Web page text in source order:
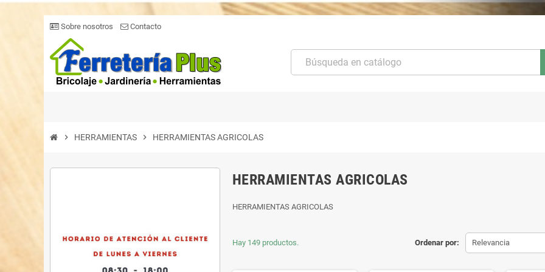
Sobre nosotros Contacto
chevron_right HERRAMIENTAS chevron_right HERRAMIENTAS AGRICOLAS
HERRAMIENTAS AGRICOLAS
HERRAMIENTAS AGRICOLAS
Ordenar por: Relevancia
Hay 149 productos.